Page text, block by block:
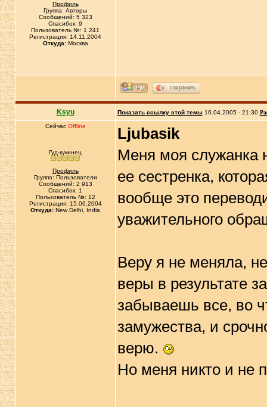
Профиль
Группа: Авторы
Сообщений: 5 323
Спасибок: 9
Пользователь №: 1 241
Регистрация: 14.11.2004
Откуда:Москва
сохранить
Ksyu Показать ссылку этой темы 16.04.2005 - 21:30
Сейчас Offline
Гуд-кукинец
Профиль
Группа: Пользователи
Сообщений: 2 913
Спасибок: 1
Пользователь №: 12
Регистрация: 15.06.2004
Откуда: New Delhi, India
Ljubasik
Меня моя служанка
ее сестренка,
вообще это
уважительного
Веру я не меняла,
веры в результате
забываешь все, во
замужества, и
верю.
Но меня никто и не